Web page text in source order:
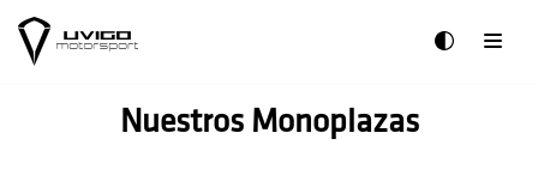
Saltar
Nuestros Monoplazas